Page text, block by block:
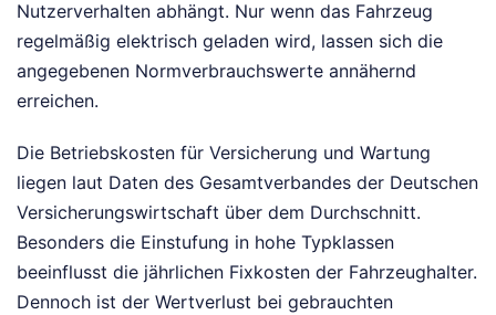
Nutzerverhalten abhängt. Nur wenn das Fahrzeug
regelmäßig elektrisch geladen wird, lassen sich die
angegebenen Normverbrauchswerte annähernd
erreichen.
Die Betriebskosten für Versicherung und Wartung
liegen laut Daten des Gesamtverbandes der Deutschen
Versicherungswirtschaft über dem Durchschnitt.
Besonders die Einstufung in hohe Typklassen
beeinflusst die jährlichen Fixkosten der Fahrzeughalter.
Dennoch ist der Wertverlust bei gebrauchten